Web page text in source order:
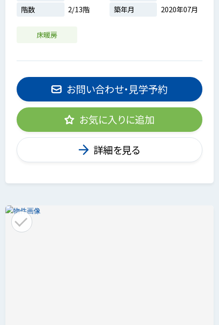
階数
2/13階 築年月 2020年07月
床暖房
お問い合わせ・見学予約
お気に入りに追加
詳細を見る